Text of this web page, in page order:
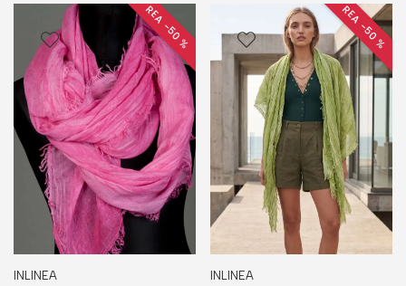
REA −50 %
INLINEA
REA −50 %
INLINEA